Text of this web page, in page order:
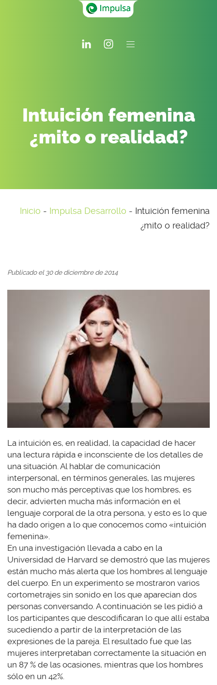
Intuición femenina
¿mito o realidad?
Inicio - Impulsa Desarrollo - Intuición femenina
¿mito o realidad?
Publicado el 30 de diciembre de 2014
La intuición es, en realidad, la capacidad de hacer
una lectura rápida e inconsciente de los detalles de
una situación. Al hablar de comunicación
interpersonal, en términos generales, las mujeres
son mucho más perceptivas que los hombres, es
decir, advierten mucha más información en el
lenguaje corporal de la otra persona, y esto es lo que
ha dado origen a lo que conocemos como «intuición
femenina».
En una investigación llevada a cabo en la
Universidad de Harvard se demostró que las mujeres
están mucho más alerta que los hombres al lenguaje
del cuerpo. En un experimento se mostraron varios
cortometrajes sin sonido en los que aparecían dos
personas conversando. A continuación se les pidió a
los participantes que descodificaran lo que allí estaba
sucediendo a partir de la interpretación de las
expresiones de la pareja. El resultado fue que las
mujeres interpretaban correctamente la situación en
un 87 % de las ocasiones, mientras que los hombres
sólo en un 42%.